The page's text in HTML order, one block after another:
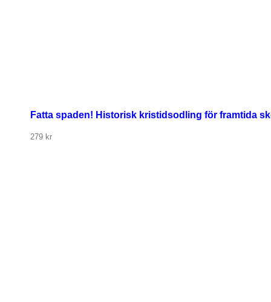
Fatta spaden! Historisk kristidsodling för framtida
279 kr